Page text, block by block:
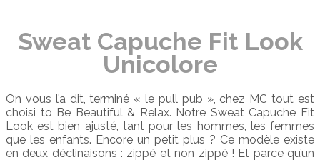
Sweat Capuche Fit Look
Unicolore
On vous l’a dit, terminé « le pull pub », chez MC tout est
choisi to Be Beautiful & Relax. Notre Sweat Capuche Fit
Look est bien ajusté, tant pour les hommes, les femmes
que les enfants. Encore un petit plus ? Ce modèle existe
en deux déclinaisons : zippé et non zippé ! Et parce qu’un